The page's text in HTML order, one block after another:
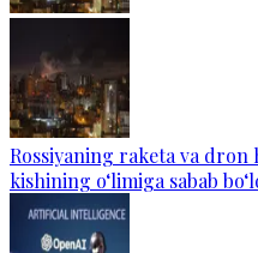
Rossiyaning raketa va
kishining o‘limiga sabab